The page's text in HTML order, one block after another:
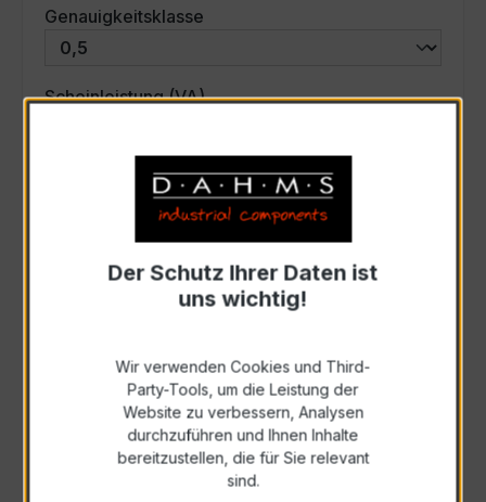
Genauigkeitsklasse
Scheinleistung (VA)auswählen
Auswahl zurücksetzen
Zur Sammelanfrage hinzufügen
Anfrage telefonisch
Der Schutz Ihrer Daten ist
uns wichtig!
Wir verwenden Cookies und Third-
Party-Tools, um die Leistung der
Website zu verbessern, Analysen
durchzuführen und Ihnen Inhalte
bereitzustellen, die für Sie relevant
sind.